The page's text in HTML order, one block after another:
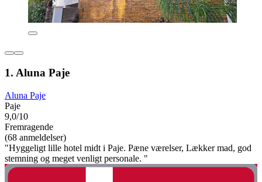
1. Aluna Paje
Aluna Paje
Paje
9,0/10
Fremragende
(68 anmeldelser)
"Hyggeligt lille hotel midt i Paje. Pæne værelser, Lækker mad, god
stemning og meget venligt personale. "